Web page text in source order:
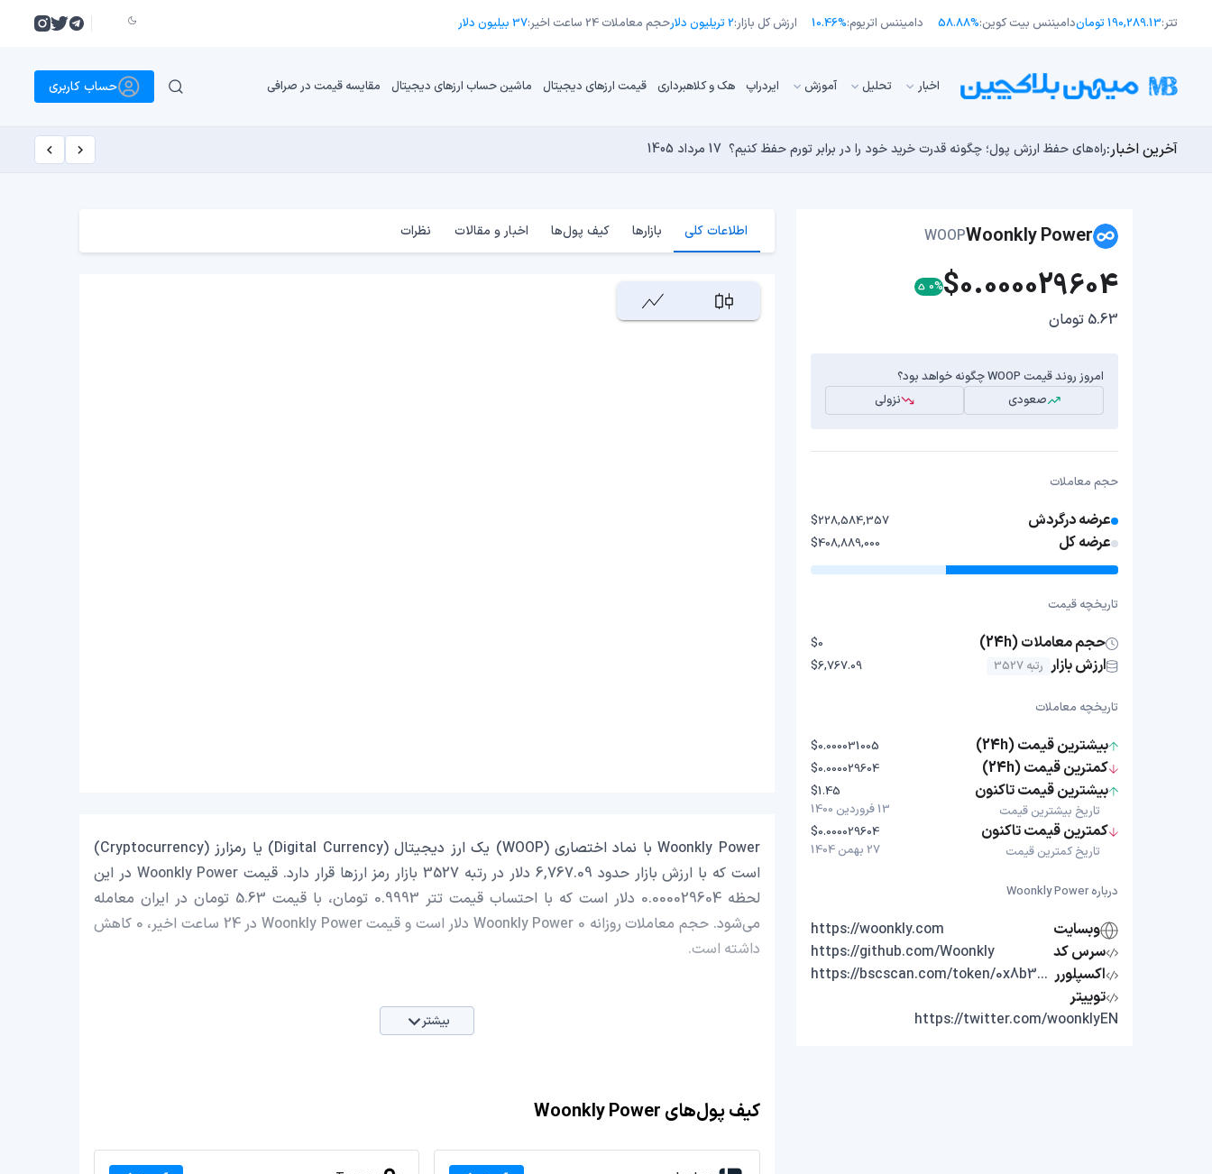
تتر:190,289.13 تومان دامیننس بیت کوین:58.88% دامیننس اتریوم:10.46% ارزش کل بازار:2 تریلیون دلار حجم معاملات 24 ساعت اخیر: 37 بیلیون دلار
اﺧﺒﺎر تحلیل آموزش ایردراپ هک و کلاهبرداری قیمت ارزهای دیجیتال ماشین حساب ارزهای دیجیتال مقایسه قیمت در صرافی حساب کاربری
آخرین اخبار:راه‌های حفظ ارزش پول؛ چگونه قدرت خرید خود را در برابر تورم حفظ کنیم؟ 17 مرداد 1405 طرح جدید EIP-8363: آیا کاهش پاداش استیکینگ به ضرر اتریوم تمام می‌شود؟ 17 مرداد 1405
چرا هوش مصنوعی اکنون در کوتاه‌مدت تهدیدی فوری‌تر از کامپیوترهای کوانتومی برای بیت‌کوین است؟
مایکل ترپین: متاسفم، بیت‌کوین به سمت ۴۳,۵۰۰ دلار در حال سقوط است 16 مرداد 1405 توسعه‌دهندگان بیت‌کوین ۸۵ باگ بحرانی را در یک وضعیت «فوق‌العاده بد» شناسایی کردند
Woonkly Power
WOOP
$0.000029604
0%
5.63 تومان
امروز روند قیمت WOOP چگونه خواهد بود؟
صعودی
نزولی
حجم معاملات
عرضه درگردش $228,584,357
عرضه کل $408,889,000
تاریخچه قیمت
حجم معاملات (24h) $0
ارزش بازار رتبه 3527 $6,767.09
تاریخچه معاملات
بیشترین قیمت (24h) $0.000031005
کمترین قیمت (24h) $0.000029604
بیشترین قیمت تاکنون
تاریخ بیشترین قیمت
$1.45
13 فروردین 1400
کمترین قیمت تاکنون
تاریخ کمترین قیمت
$0.000029604
27 بهمن 1404
درباره Woonkly Power
وبسایت
https://woonkly.com
سرس کد
https://github.com/Woonkly
اکسپلورر https://bscscan.com/token/0x8b303d5bbfbbf46f1a4d9741e491e06986894e18
توییتر
https://twitter.com/woonklyEN
اطلاعات کلی بازارها کیف پول‌ها اخبار و مقالات نظرات
Woonkly Power با نماد اختصاری (WOOP) یک ارز دیجیتال (Digital Currency) یا رمزارز (Cryptocurrency)
است که با ارزش بازار حدود 6,767.09 دلار در رتبه 3527 بازار رمز ارزها قرار دارد. قیمت Woonkly Power در این
لحظه 0.000029604 دلار است که با احتساب قیمت تتر 0.9993 تومان، با قیمت 5.63 تومان در ایران معامله
می‌شود. حجم معاملات روزانه Woonkly Power 0 دلار است و قیمت Woonkly Power در 24 ساعت اخیر، 0 کاهش
داشته است.
بیشتر
کیف پول‌های Woonkly Power